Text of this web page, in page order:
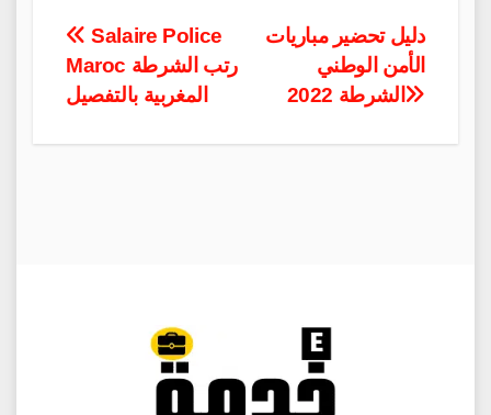
Post
navigation
دليل تحضير مباريات
الأمن الوطني
الشرطة 2022
Salaire Police
Maroc رتب الشرطة
المغربية بالتفصيل